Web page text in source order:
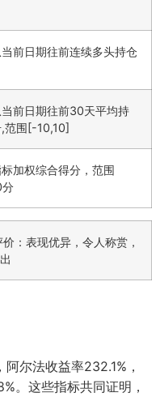
前日期往前连续多头持仓
前日期往前30天平均持
范围[-10,10]
加权综合得分，范围
：表现优异，令人称赏，
尔法收益率232.1%，
。这些指标共同证明，